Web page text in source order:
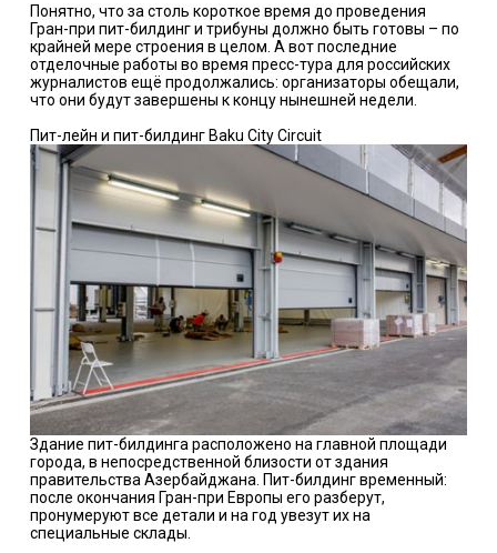
Понятно, что за столь короткое время до проведения
Гран-при пит-билдинг и трибуны должно быть готовы – по
крайней мере строения в целом. А вот последние
отделочные работы во время пресс-тура для российских
журналистов ещё продолжались: организаторы обещали,
что они будут завершены к концу нынешней недели.
Пит-лейн и пит-билдинг Baku City Circuit
Здание пит-билдинга расположено на главной площади
города, в непосредственной близости от здания
правительства Азербайджана. Пит-билдинг временный:
после окончания Гран-при Европы его разберут,
пронумеруют все детали и на год увезут их на
специальные склады.